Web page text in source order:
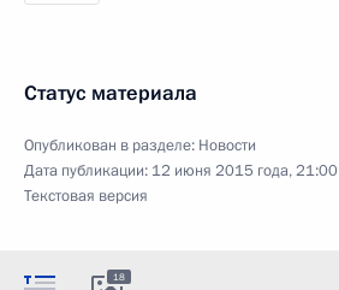
Статус материала
Опубликован в разделе: Новости
Дата публикации: 12 июня 2015 года, 21:00
Текстовая версия
18